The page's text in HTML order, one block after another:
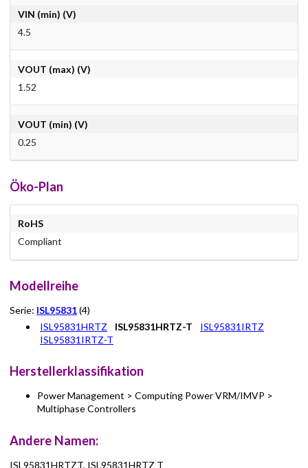
VIN (min) (V)
4.5
VOUT (max) (V)
1.52
VOUT (min) (V)
0.25
Öko-Plan
RoHS
Compliant
Modellreihe
Serie: ISL95831(4)
ISL95831HRTZ
ISL95831HRTZ-T
ISL95831IRTZ
ISL95831IRTZ-T
Herstellerklassifikation
Power Management > Computing Power VRM/IMVP >
Multiphase Controllers
Andere Namen:
ISL95831HRTZT, ISL95831HRTZ T